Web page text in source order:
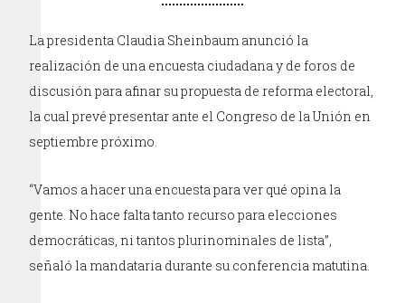
La presidenta Claudia Sheinbaum anunció la
realización de una encuesta ciudadana y de foros de
discusión para afinar su propuesta de reforma electoral,
la cual prevé presentar ante el Congreso de la Unión en
septiembre próximo.
“Vamos a hacer una encuesta para ver qué opina la
gente. No hace falta tanto recurso para elecciones
democráticas, ni tantos plurinominales de lista”,
señaló la mandataria durante su conferencia matutina.